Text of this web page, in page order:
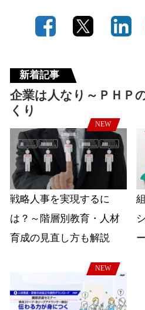
新着記事
企業は人なり～ＰＨＰ
くり
NEW
戦略人事を実現するに
は？～階層別教育・人材
育成の見直し方も解説
NEW